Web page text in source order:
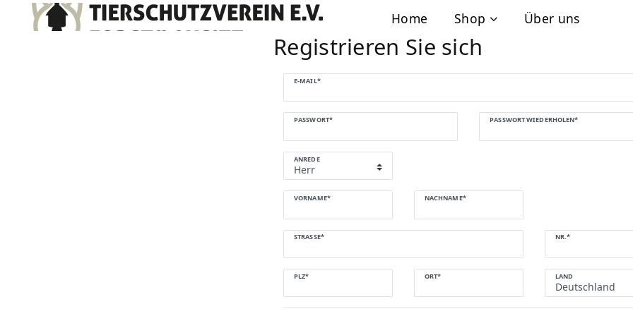
Home Shop Über uns
Registrieren Sie sich
E-MAIL*
PASSWORT* PASSWORT WIEDERHOLEN*
Honig
ANREDE
VORNAME* NACHNAME*
STRASSE* NR.*
PLZ* ORT* LAND